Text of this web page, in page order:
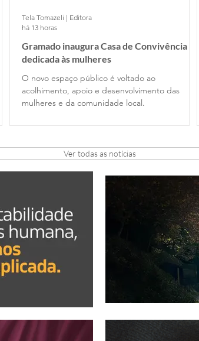
Gramado inaugura Casa de Convivência
dedicada às mulheres
O novo espaço público é voltado ao
acolhimento, apoio e desenvolvimento das
mulheres e da comunidade local.
Tela Tomazeli | Editora
há 13 horas
Ver todas as notícias